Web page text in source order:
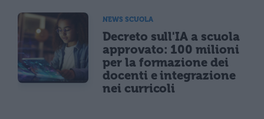
NEWS SCUOLA
Decreto sull'IA a scuola
approvato: 100 milioni
per la formazione dei
docenti e integrazione
nei curricoli